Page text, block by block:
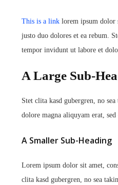
This is a link lorem ipsum dolor
justo duo dolores et ea rebum.
tempor invidunt ut labore et
A Large Sub-
Stet clita kasd gubergren, no
dolore magna aliquyam erat,
A Smaller Sub-Heading
Lorem ipsum dolor sit amet,
clita kasd gubergren, no sea